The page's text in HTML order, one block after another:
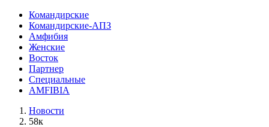
Командирские
Командирские-АПЗ
Амфибия
Женские
Восток
Партнер
Специальные
AMFIBIA
Новости
58к